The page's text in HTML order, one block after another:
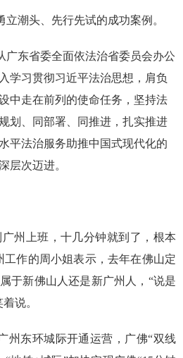
潮头、先行先试的成功案例。
广东省委全面依法治省委员会办公
学习贯彻习近平法治思想，肩负
中走在前列的使命任务，坚持法
划、同部署、同推进，扎实推进
平法治服务助推中国式现代化的
层次迈进。
州上班，十几分钟就到了，根本
工作的周小姐表示，去年在佛山定
于新佛山人还是新广州人，“说是
说。
州东环城际开通运营，广佛“双线